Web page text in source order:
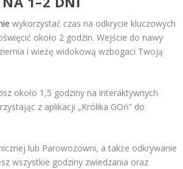
wykorzystać czas na odkrycie kluczowych
około 2 godzin. Wejście do nawy
i wieżę widokową wzbogaci Twoją
około 1,5 godziny na interaktywnych
z aplikacji „Królika GOń” do
lub Parowozowni, a także odkrywanie
wszystkie godziny zwiedzania oraz